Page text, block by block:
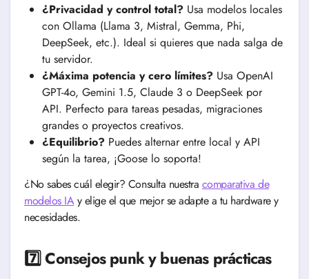
¿Privacidad y control total?Usa modelos locales
con Ollama (Llama 3, Mistral, Gemma, Phi,
DeepSeek, etc.). Ideal si quieres que nada salga de
tu servidor.
¿Máxima potencia y cero límites?Usa OpenAI
GPT-4o, Gemini 1.5, Claude 3 o DeepSeek por
API. Perfecto para tareas pesadas, migraciones
grandes o proyectos creativos.
¿Equilibrio?Puedes alternar entre local y API
según la tarea, ¡Goose lo soporta!
¿No sabes cuál elegir? Consulta nuestra comparativa de
modelos IAy elige el que mejor se adapte a tu hardware y
necesidades.
7️⃣ Consejos punk y buenas prácticas